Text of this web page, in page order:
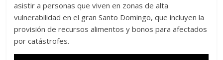
asistir a personas que viven en zonas de alta
vulnerabilidad en el gran Santo Domingo, que incluyen la
provisión de recursos alimentos y bonos para afectados
por catástrofes.